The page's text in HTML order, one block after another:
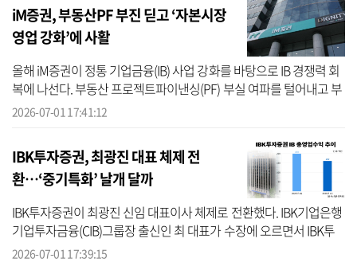
iM증권, 부동산PF 부진 딛고 ‘자본시장
영업 강화’에 사활
올해 iM증권이 정통 기업금융(IB) 사업 강화를 바탕으로 IB 경쟁력 회
복에 나선다. 부동산 프로젝트파이낸싱(PF) 부실 여파를 털어내고 부
채자본시장(DCM)과 주식자본시장(ECM)을 중심으로 사업 포트폴리
2026-07-01 17:41:12
IBK투자증권, 최광진 대표 체제 전
환…‘중기특화’ 날개 달까
IBK투자증권이 최광진 신임 대표이사 체제로 전환했다. IBK기업은행
기업투자금융(CIB)그룹장 출신인 최 대표가 수장에 오르면서 IBK투
자증권의 중소기업 특화 증권사 전략에도 힘이 실릴 것으로 보인다.
2026-07-01 17:39:15